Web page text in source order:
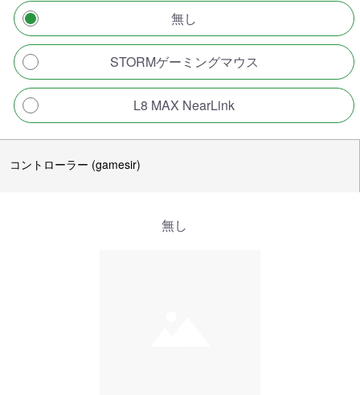
無し
STORMゲーミングマウス
L8 MAX NearLink
コントローラー (gamesir)
無し